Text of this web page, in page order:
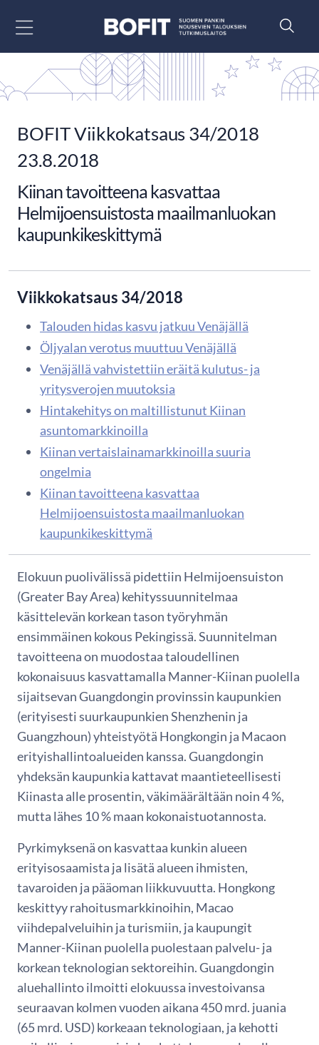
BOFIT Viikkokatsaus 34/2018
23.8.2018
Kiinan tavoitteena kasvattaa
Helmijoensuistosta maailmanluokan
kaupunkikeskittymä
Viikkokatsaus 34/2018
Talouden hidas kasvu jatkuu Venäjällä
Öljyalan verotus muuttuu Venäjällä
Venäjällä vahvistettiin eräitä kulutus- ja
yritysverojen muutoksia
Hintakehitys on maltillistunut Kiinan
asuntomarkkinoilla
Kiinan vertaislainamarkkinoilla suuria
ongelmia
Kiinan tavoitteena kasvattaa
Helmijoensuistosta maailmanluokan
kaupunkikeskittymä
Elokuun puolivälissä pidettiin Helmijoensuiston
(Greater Bay Area) kehityssuunnitelmaa
käsittelevän korkean tason työryhmän
ensimmäinen kokous Pekingissä. Suunnitelman
tavoitteena on muodostaa taloudellinen
kokonaisuus kasvattamalla Manner-Kiinan puolella
sijaitsevan Guangdongin provinssin kaupunkien
(erityisesti suurkaupunkien Shenzhenin ja
Guangzhoun) yhteistyötä Hongkongin ja Macaon
erityishallintoalueiden kanssa. Guangdongin
yhdeksän kaupunkia kattavat maantieteellisesti
Kiinasta alle prosentin, väkimäärältään noin 4 %,
mutta lähes 10 % maan kokonaistuotannosta.
Pyrkimyksenä on kasvattaa kunkin alueen
erityisosaamista ja lisätä alueen ihmisten,
tavaroiden ja pääoman liikkuvuutta. Hongkong
keskittyy rahoitusmarkkinoihin, Macao
viihdepalveluihin ja turismiin, ja kaupungit
Manner-Kiinan puolella puolestaan palvelu- ja
korkean teknologian sektoreihin. Guangdongin
aluehallinto ilmoitti elokuussa investoivansa
seuraavan kolmen vuoden aikana 450 mrd. juania
(65 mrd. USD) korkeaan teknologiaan, ja kehotti